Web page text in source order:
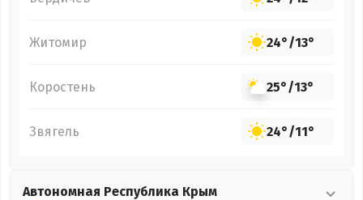
Житомир 24°/13°
Коростень 25°/13°
Звягель 24°/11°
Автономная Республика Крым